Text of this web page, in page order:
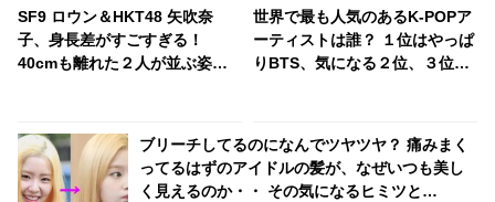
SF9 ロウン＆HKT48 矢吹奈
子、身長差がすごすぎる！
40cmも離れた２人が並ぶ姿に
世界で最も人気のあるK-POPア
ーティストは誰？ １位はやっぱ
りBTS、気になる２位、３位
ン！ 各国の個性あふれるデータ
に注目殺到
ブリーチしてるのになんでツヤツヤ？ 痛みまく
ってるはずのアイドルの髪が、なぜいつも美し
く見えるのか・・ その気になるヒミツと